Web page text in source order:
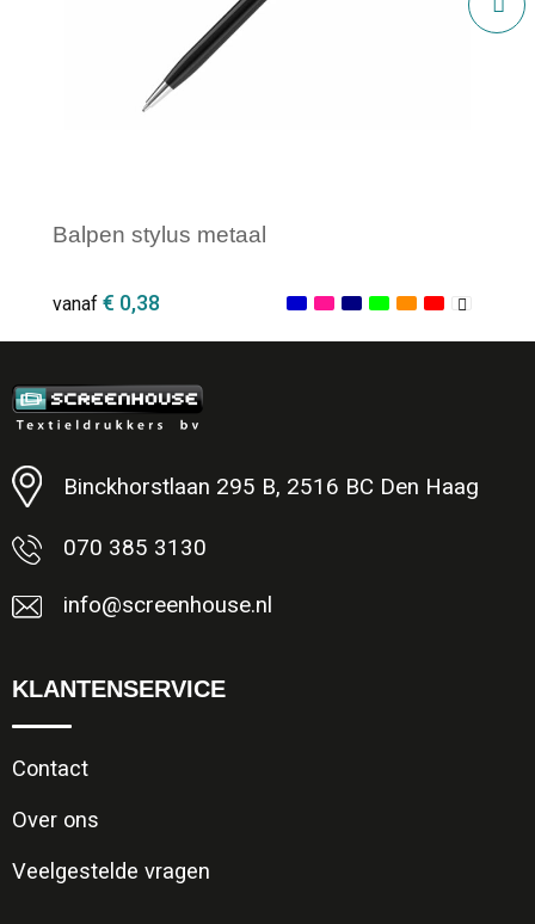
Balpen stylus metaal
vanaf € 0,38
Minimale afname: 1
Binckhorstlaan 295 B, 2516 BC Den Haag
070 385 3130
info@screenhouse.nl
KLANTENSERVICE
Contact
Over ons
Veelgestelde vragen